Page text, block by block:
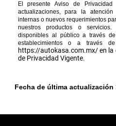
El presente Aviso de
actualizaciones, para la
internas o nuevos requerimientos
nuestros productos o servicios.
disponibles al público a través
establecimientos o a través
https://autokasa.com.mx/ en la
de Privacidad Vigente.
Fecha de última actualización